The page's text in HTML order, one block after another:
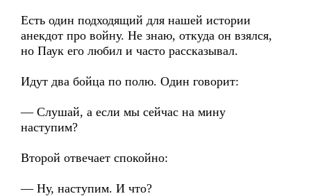
Есть один подходящий для нашей истории
анекдот про войну. Не знаю, откуда он взялся,
но Паук его любил и часто рассказывал.
Идут два бойца по полю. Один говорит:
— Слушай, а если мы сейчас на мину
наступим?
Второй отвечает спокойно:
— Ну, наступим. И что?